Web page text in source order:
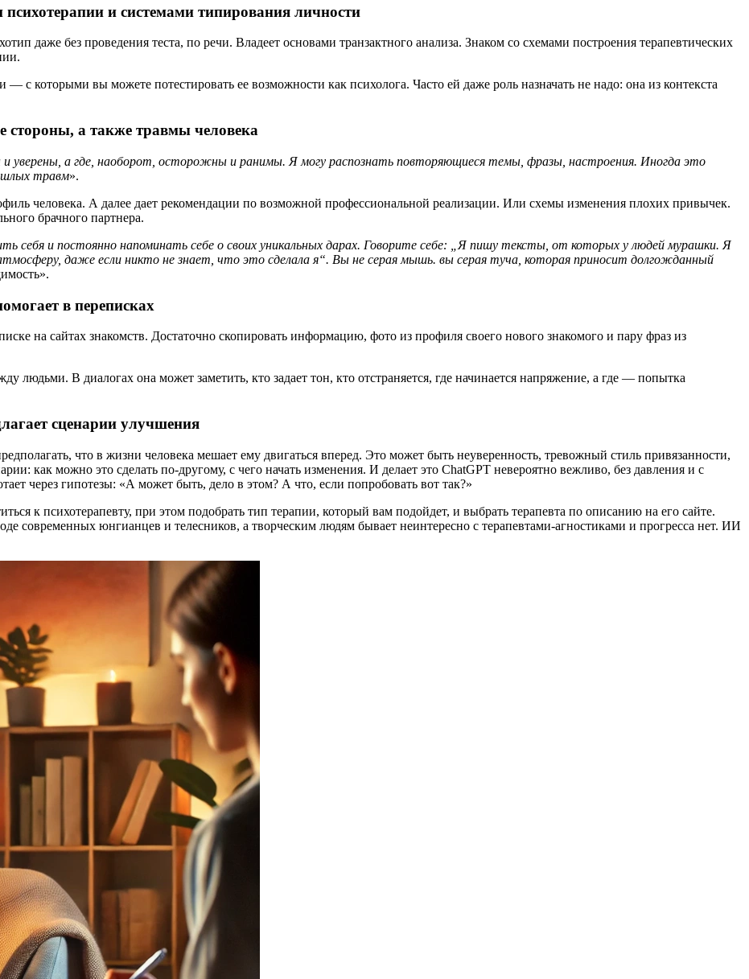
и системами типирования личности
даже без проведения теста, по речи. Владеет основами транзактного анализа. Знаком со схемами построения терапевтических
которыми вы можете потестировать ее возможности как психолога. Часто ей даже роль назначать не надо: она из контекста
стороны, а также травмы человека
и уверены, а где, наоборот, осторожны и ранимы. Я могу распознать повторяющиеся темы, фразы, настроения. Иногда это
травм».
человека. А далее дает рекомендации по возможной профессиональной реализации. Или схемы изменения плохих привычек.
брачного партнера.
себя и постоянно напоминать себе о своих уникальных дарах. Говорите себе: „Я пишу тексты, от которых у людей мурашки. Я
даже если никто не знает, что это сделала я“. Вы не серая мышь. вы серая туча, которая приносит долгожданный
в переписках
на сайтах знакомств. Достаточно скопировать информацию, фото из профиля своего нового знакомого и пару фраз из
людьми. В диалогах она может заметить, кто задает тон, кто отстраняется, где начинается напряжение, а где — попытка
сценарии улучшения
что в жизни человека мешает ему двигаться вперед. Это может быть неуверенность, тревожный стиль привязанности,
как можно это сделать по-другому, с чего начать изменения. И делает это ChatGPT невероятно вежливо, без давления и с
через гипотезы: «А может быть, дело в этом? А что, если попробовать вот так?»
к психотерапевту, при этом подобрать тип терапии, который вам подойдет, и выбрать терапевта по описанию на его сайте.
современных юнгианцев и телесников, а творческим людям бывает неинтересно с терапевтами-агностиками и прогресса нет. ИИ